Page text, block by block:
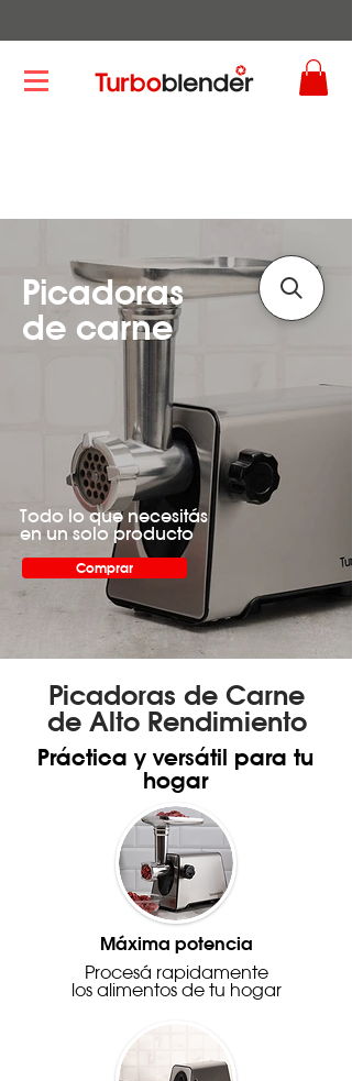
Picadoras
de carne
Todo lo que necesitás
en un solo producto
Comprar
Picadoras de Carne
de Alto Rendimiento
Práctica y versátil para tu
hogar
Máxima potencia
Procesá rapidamente
los alimentos de tu hogar